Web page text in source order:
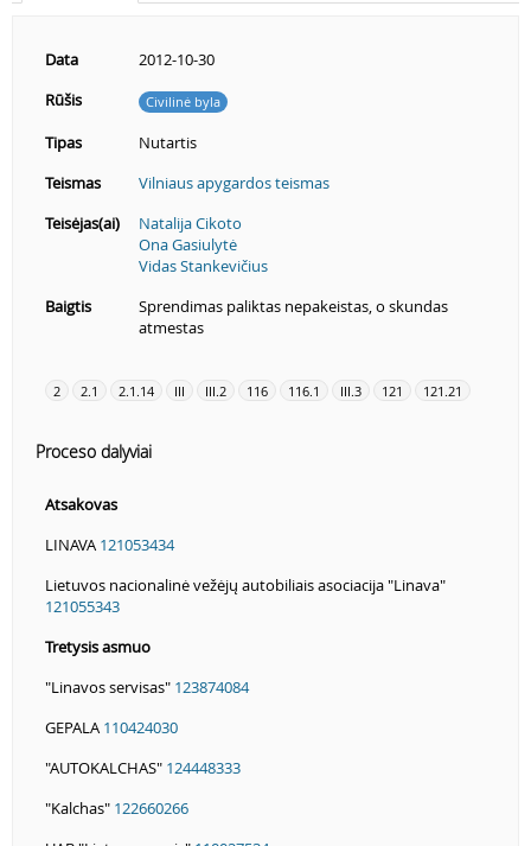
Data
2012-10-30
Rūšis
Civilinė byla
Tipas
Nutartis
Teismas
Vilniaus apygardos teismas
Teisėjas(ai)
Natalija Cikoto
Ona Gasiulytė
Vidas Stankevičius
Baigtis
Sprendimas paliktas nepakeistas, o skundas
atmestas
2 2.1 2.1.14 III III.2 116 116.1 III.3 121 121.21
Proceso dalyviai
Atsakovas
LINAVA 121053434
Lietuvos nacionalinė vežėjų autobiliais asociacija "Linava"
121055343
Tretysis asmuo
"Linavos servisas" 123874084
GEPALA 110424030
"AUTOKALCHAS" 124448333
"Kalchas" 122660266